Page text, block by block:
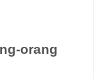
orang